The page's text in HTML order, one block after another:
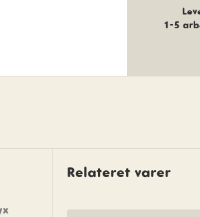
1-5
Relateret varer